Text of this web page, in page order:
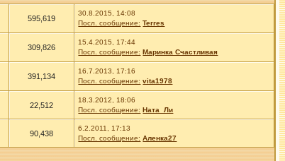
595,619
30.8.2015, 14:08
Посл. сообщение: Terres
309,826
15.4.2015, 17:44
Посл. сообщение: Маринка Счастливая
391,134
16.7.2013, 17:16
Посл. сообщение: vita1978
22,512
18.3.2012, 18:06
Посл. сообщение: Ната_Ли
90,438
6.2.2011, 17:13
Посл. сообщение: Аленка27